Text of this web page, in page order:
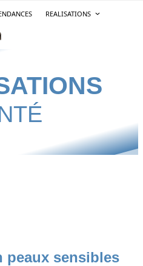
REALISATIONS
peaux sensibles